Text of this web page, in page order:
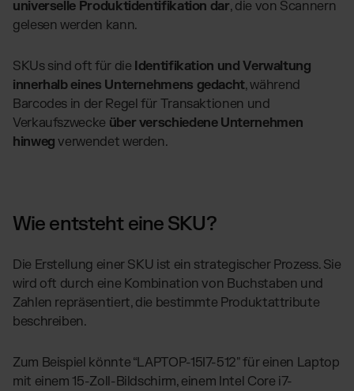
universelle Produktidentifikation dar, die von Scannern
gelesen werden kann.
SKUs sind oft für die Identifikation und Verwaltung
innerhalb eines Unternehmens gedacht, während
Barcodes in der Regel für Transaktionen und
Verkaufszwecke über verschiedene Unternehmen
hinweg verwendet werden.
Wie entsteht eine SKU?
Die Erstellung einer SKU ist ein strategischer Prozess. Sie
wird oft durch eine Kombination von Buchstaben und
Zahlen repräsentiert, die bestimmte Produktattribute
beschreiben.
Zum Beispiel könnte “LAPTOP-15I7-512" für einen Laptop
mit einem 15-Zoll-Bildschirm, einem Intel Core i7-